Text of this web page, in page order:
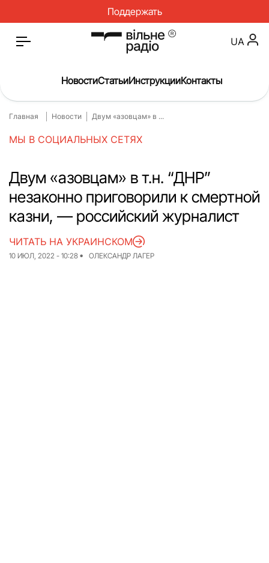
Поддержать
Главная
О нас
Инструкции
Спорт
Интервью
Досье
Репортаж
Блог
Проекты
UA
НовостиСтатьиИнструкцииКонтакты
Главная Новости Двум «азовцам» в ...
МЫ В СОЦИАЛЬНЫХ СЕТЯХ
Двум «азовцам» в т.н. “ДНР”
незаконно приговорили к смертной
казни, — российский журналист
10 ИЮЛ, 2022 - 10:28 ОЛЕКСАНДР ЛАГЕР
ЧИТАТЬ НА УКРАИНСКОМ